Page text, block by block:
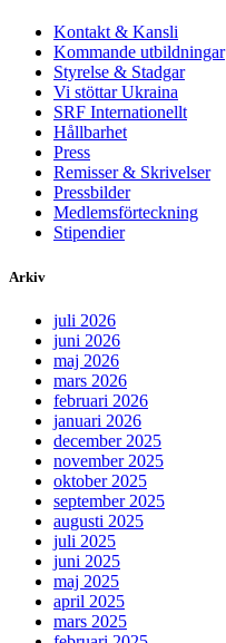
Kontakt & Kansli
Kommande utbildningar
Styrelse & Stadgar
Vi stöttar Ukraina
SRF Internationellt
Hållbarhet
Press
Remisser & Skrivelser
Pressbilder
Medlemsförteckning
Stipendier
Arkiv
juli 2026
juni 2026
maj 2026
mars 2026
februari 2026
januari 2026
december 2025
november 2025
oktober 2025
september 2025
augusti 2025
juli 2025
juni 2025
maj 2025
april 2025
mars 2025